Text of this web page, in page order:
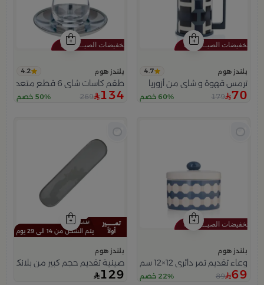
بلندز هوم 4.7
ترمس قهوة و شاي من أزوريا
70
179 60% خصم
بلندز هوم 4.2
طقم كاسات شاي 6 قطع متعدد الالوان من أزوريا
134
269 50% خصم
بلندز هوم
وعاء تقديم تمر دائري 12×12 سم أبيض وأزرق من الخزف الحجري بغطاء من أزوريا
69
89 22% خصم
يتم الشحن من 14 الى 29 يوم
بلندز هوم
صينية تقديم حجم كبير من بلانكا
129